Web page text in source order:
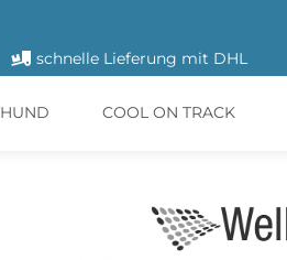
schnelle Lieferung mit DHL
HUND COOL ON TRACK